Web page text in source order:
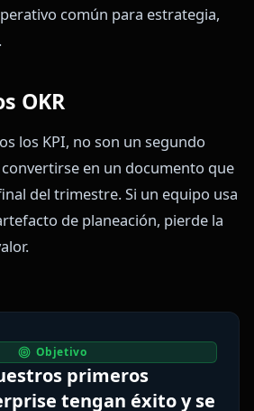
común para estrategia,
OKR
los KPI, no son un segundo
en un documento que
del trimestre. Si un equipo usa
de planeación, pierde la
Objetivo
primeros
tengan éxito y se